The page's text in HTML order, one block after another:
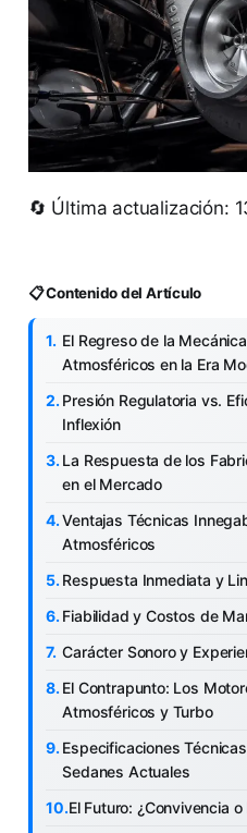
🔄 Última actualización:
📋 Contenido del Artículo
El Regreso de la
Atmosféricos en la Era
Presión Regulatoria vs.
Inflexión
La Respuesta de los
en el Mercado
Ventajas Técnicas
Atmosféricos
Respuesta Inmediata y
Fiabilidad y Costos de
Carácter Sonoro y
El Contrapunto: Los
Atmosféricos y Turbo
Especificaciones
Sedanes Actuales
El Futuro: ¿Convivencia